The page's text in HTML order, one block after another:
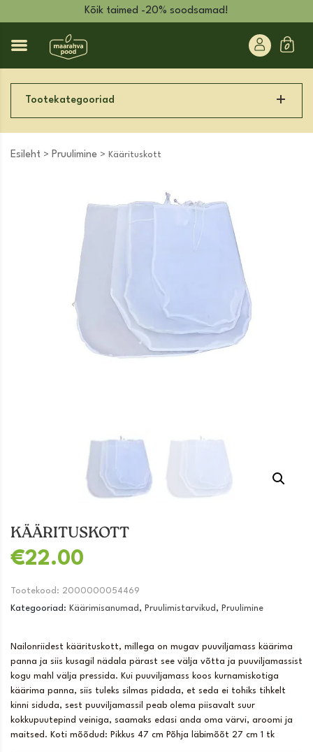
Kõik taimed -20% soodsamad!
Tootekategooriad
Esileht > Pruulimine > Käärituskott
KÄÄRITUSKOTT
€22.00
Tootekood: 2000000054469
Kategooriad: Käärimisanumad , Pruulimistarvikud , Pruulimine
Nailonriidest käärituskott, millega on mugav puuviljamass käärima
panna ja siis kusagil nädala pärast see välja võtta ja puuviljamassist
kogu mahl välja pressida. Kui puuviljamass koos kurnamiskotiga
käärima panna, siis tuleks silmas pidada, et seda ei tohiks tihkelt
kinni siduda, sest puuviljamassil peab olema piisavalt suur
kokkupuutepind veiniga, saamaks edasi anda oma värvi, aroomi ja
maitsed. Koti mõõdud: Pikkus 47 cm Põhja läbimõõt 27 cm 1 tk